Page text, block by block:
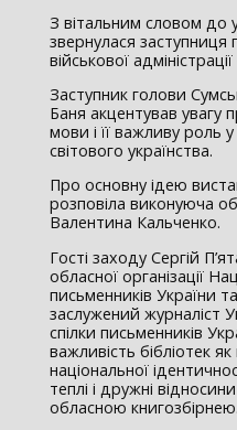
З вітальним словом до
звернулася заступниця
військової
Заступник голови
Баня акцентував увагу
мови і її важливу роль у
світового українства.
Про основну ідею
розповіла виконуюча
Валентина Кальченко.
Гості заходу Сергій
обласної організації
письменників України
заслужений журналіст
спілки письменників
важливість бібліотек
національної
теплі і дружні
обласною книгозбірнею.